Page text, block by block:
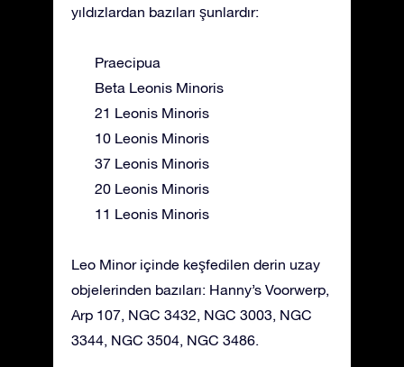
yıldızlardan bazıları şunlardır:
Praecipua
Beta Leonis Minoris
21 Leonis Minoris
10 Leonis Minoris
37 Leonis Minoris
20 Leonis Minoris
11 Leonis Minoris
Leo Minor içinde keşfedilen derin uzay
objelerinden bazıları: Hanny’s Voorwerp,
Arp 107, NGC 3432, NGC 3003, NGC
3344, NGC 3504, NGC 3486.